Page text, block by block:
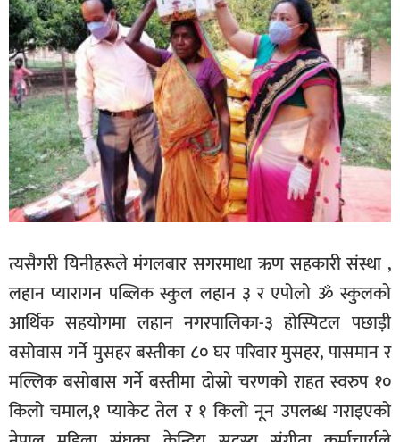
त्यसैगरी यिनीहरूले मंगलबार सगरमाथा ऋण सहकारी संस्था ,
लहान प्यारागन पब्लिक स्कुल लहान ३ र एपोलो ॐ स्कुलको
आर्थिक सहयोगमा लहान नगरपालिका-३ होस्पिटल पछाड़ी
वसोवास गर्ने मुसहर बस्तीका ८० घर परिवार मुसहर, पासमान र
मल्लिक बसोबास गर्ने बस्तीमा दोस्रो चरणको राहत स्वरुप १०
किलो चमाल,१ प्याकेट तेल र १ किलो नून उपलब्ध गराइएको